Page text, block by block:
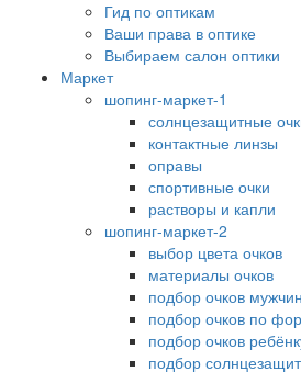
Гид по оптикам
Ваши права в оптике
Выбираем салон оптики
Маркет
шопинг-маркет-1
солнцезащитные
контактные линзы
оправы
спортивные очки
растворы и капли
шопинг-маркет-2
выбор цвета очков
материалы очков
подбор очков
подбор очков по
подбор очков
подбор